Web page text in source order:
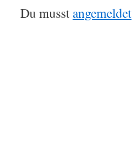
Du musst angemeldet